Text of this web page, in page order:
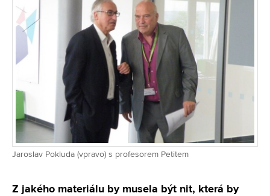
Jaroslav Pokluda (vpravo) s profesorem Petitem
Z jakého materiálu by musela být nit, která by